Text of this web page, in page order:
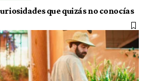
que quizás no conocías